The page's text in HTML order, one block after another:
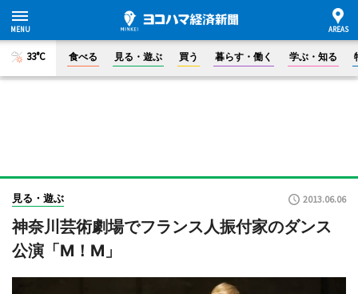
33°C 食べる 見る・遊ぶ 買う 暮らす・働く 学ぶ・知る
見る・遊ぶ 2013.06.06
神奈川芸術劇場でフランス人振付家のダンス
公演「M！M」